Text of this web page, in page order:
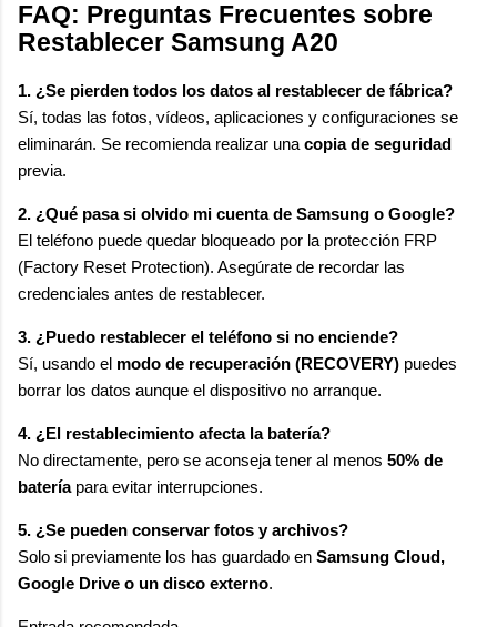
FAQ: Preguntas Frecuentes sobre
Restablecer Samsung A20
1. ¿Se pierden todos los datos al restablecer de fábrica?
Sí, todas las fotos, vídeos, aplicaciones y configuraciones se
eliminarán. Se recomienda realizar una copia de seguridad
previa.
2. ¿Qué pasa si olvido mi cuenta de Samsung o Google?
El teléfono puede quedar bloqueado por la protección FRP
(Factory Reset Protection). Asegúrate de recordar las
credenciales antes de restablecer.
3. ¿Puedo restablecer el teléfono si no enciende?
Sí, usando el modo de recuperación (RECOVERY) puedes
borrar los datos aunque el dispositivo no arranque.
4. ¿El restablecimiento afecta la batería?
No directamente, pero se aconseja tener al menos 50% de
bateríapara evitar interrupciones.
5. ¿Se pueden conservar fotos y archivos?
Solo si previamente los has guardado en Samsung Cloud,
Google Drive o un disco externo.